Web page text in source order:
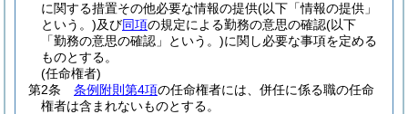
に関する措置その他必要な情報の提供(以下「情報の提供」
という。)及び同項の規定による勤務の意思の確認(以下
「勤務の意思の確認」という。)に関し必要な事項を定める
ものとする。
(任命権者)
第2条
条例附則第4項の任命権者には、併任に係る職の任命
権者は含まれないものとする。